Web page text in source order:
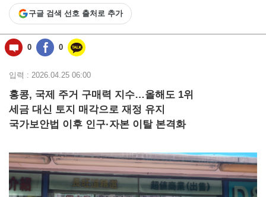
동)
구글 검색 선호 출처로 추가
0 0
입력 : 2026.04.25 06:00
홍콩, 국제 주거 구매력 지수…올해도 1위
세금 대신 토지 매각으로 재정 유지
국가보안법 이후 인구·자본 이탈 본격화